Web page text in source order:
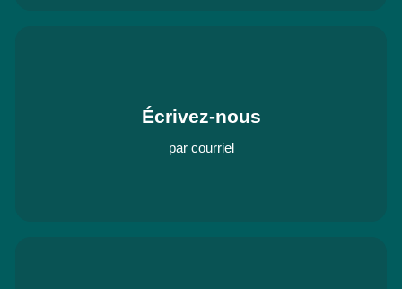
Écrivez-nous
par courriel